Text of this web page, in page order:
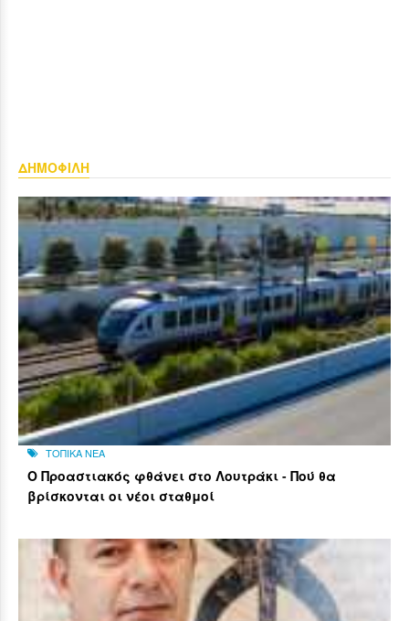
ΔΗΜΟΦΙΛΗ
ΤΟΠΙΚΑ ΝΕΑ
Ο Προαστιακός φθάνει στο Λουτράκι - Πού θα
βρίσκονται οι νέοι σταθμοί